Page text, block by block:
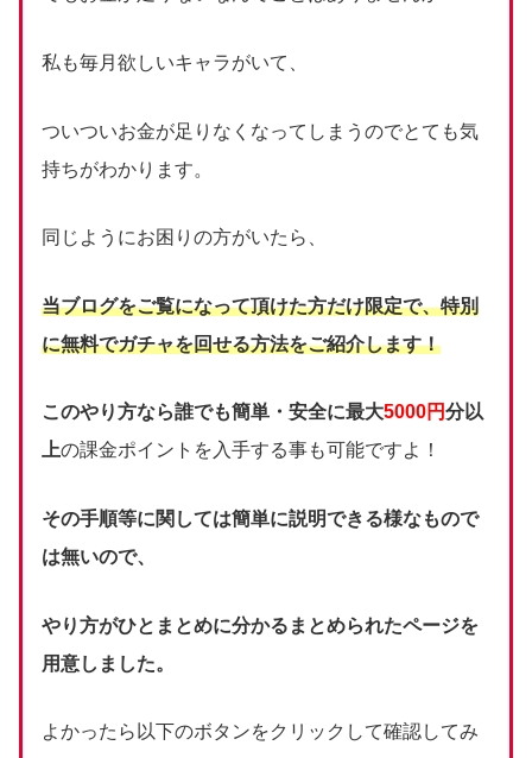
私も毎月欲しいキャラがいて、
ついついお金が足りなくなってしまうのでとても気
持ちがわかります。
同じようにお困りの方がいたら、
当ブログをご覧になって頂けた方だけ限定で、特別
に無料でガチャを回せる方法をご紹介します！
このやり方なら誰でも簡単・安全に最大5000円分以
上の課金ポイントを入手する事も可能ですよ！
その手順等に関しては簡単に説明できる様なもので
は無いので、
やり方がひとまとめに分かるまとめられたページを
用意しました。
よかったら以下のボタンをクリックして確認してみ